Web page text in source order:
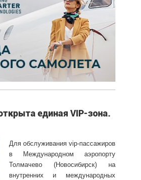
единая VIP-зона.
Для обслуживания vip-пассажиров
в Международном аэропорту
Толмачево (Новосибирск) на
внутренних и международных